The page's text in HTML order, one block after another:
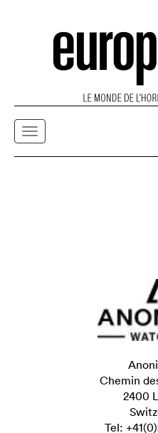
Chemin
2400
Tel: